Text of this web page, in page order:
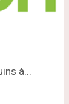
à...